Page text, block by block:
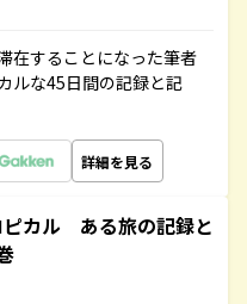
在することになった筆者
ルな45日間の記録と記
詳細を見る
ピカル ある旅の記録と